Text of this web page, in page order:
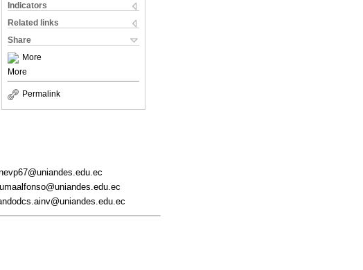
Indicators
Related links
Share
More
More
Permalink